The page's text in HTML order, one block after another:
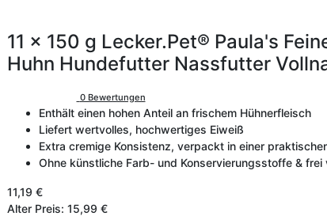
11 x 150 g Lecker.Pet® Paula's
Huhn Hundefutter Nassfutter
0 Bewertungen
Enthält einen hohen Anteil an frischem Hühnerfleisch
Liefert wertvolles, hochwertiges Eiweiß
Extra cremige Konsistenz, verpackt in einer
Ohne künstliche Farb- und Konservierungsstoffe & frei
11,19 €
Alter Preis: 15,99 €